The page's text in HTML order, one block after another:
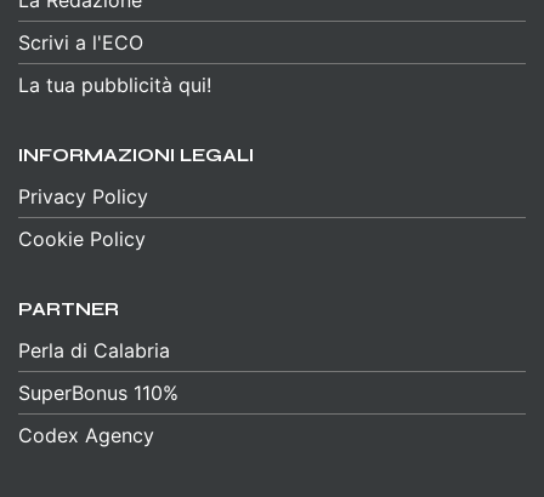
Scrivi a l'ECO
La tua pubblicità qui!
INFORMAZIONI LEGALI
Privacy Policy
Cookie Policy
PARTNER
Perla di Calabria
SuperBonus 110%
Codex Agency